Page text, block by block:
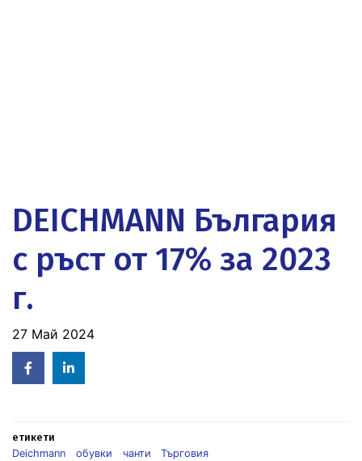
DEICHMANN България
с ръст от 17% за 2023
г.
27 Май 2024
Facebook
in
етикети
Deichmann
обувки чанти Търговия